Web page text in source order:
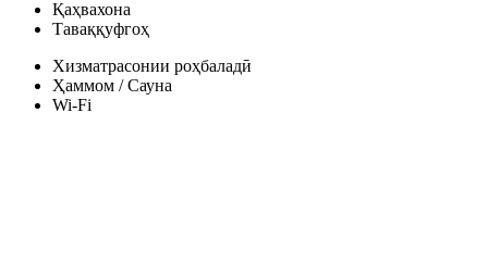
Қаҳвахона
Таваққуфгоҳ
Хизматрасонии роҳбаладӣ
Ҳаммом / Сауна
Wi-Fi